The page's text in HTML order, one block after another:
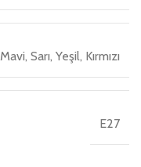
Mavi, Sarı, Yeşil, Kırmızı
E27